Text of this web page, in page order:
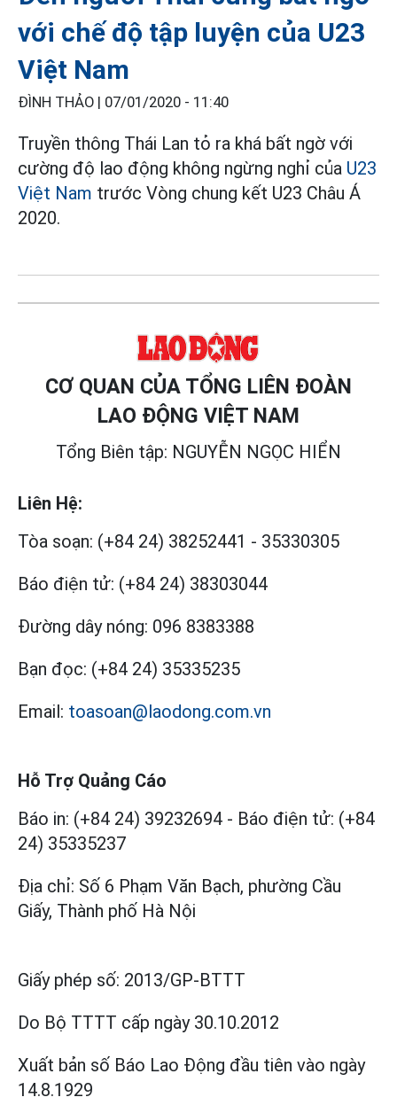
với chế độ tập luyện của U23
Việt Nam
ĐÌNH THẢO | 07/01/2020 - 11:40
Truyền thông Thái Lan tỏ ra khá bất ngờ với
cường độ lao động không ngừng nghỉ của U23
Việt Nam trước Vòng chung kết U23 Châu Á
2020.
CƠ QUAN CỦA TỔNG LIÊN ĐOÀN
LAO ĐỘNG VIỆT NAM
Tổng Biên tập: NGUYỄN NGỌC HIỂN
Liên Hệ:
Tòa soạn: (+84 24) 38252441 - 35330305
Báo điện tử: (+84 24) 38303044
Đường dây nóng: 096 8383388
Bạn đọc: (+84 24) 35335235
Email: toasoan@laodong.com.vn
Hỗ Trợ Quảng Cáo
Báo in: (+84 24) 39232694 - Báo điện tử: (+84
24) 35335237
Địa chỉ: Số 6 Phạm Văn Bạch, phường Cầu
Giấy, Thành phố Hà Nội
Giấy phép số: 2013/GP-BTTT
Do Bộ TTTT cấp ngày 30.10.2012
Xuất bản số Báo Lao Động đầu tiên vào ngày
14.8.1929